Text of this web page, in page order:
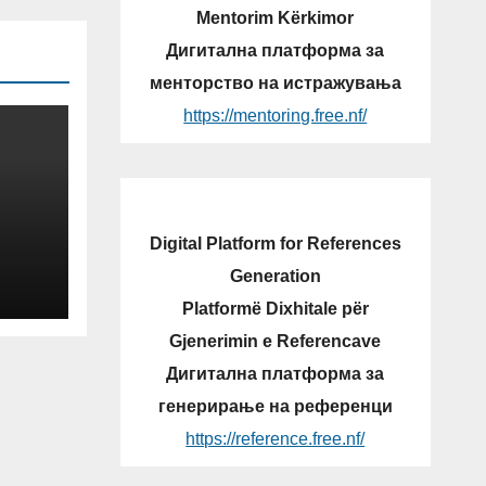
Mentorim Kërkimor
Дигитална платформа за
менторство на истражувања
https://mentoring.free.nf/
Digital Platform for References
Generation
Platformë Dixhitale për
Gjenerimin e Referencave
Дигитална платформа за
генерирање на референци
https://reference.free.nf/